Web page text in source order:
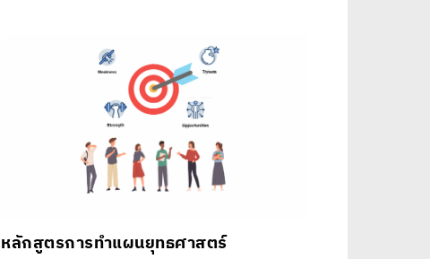
หลักสูตรการทำแผนยุทธศาสตร์